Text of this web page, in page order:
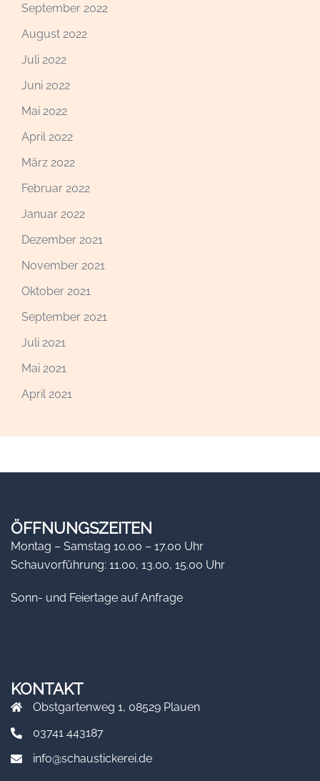
September 2022
August 2022
Juli 2022
Juni 2022
Mai 2022
April 2022
März 2022
Februar 2022
Januar 2022
Dezember 2021
November 2021
Oktober 2021
September 2021
Juli 2021
Mai 2021
April 2021
ÖFFNUNGSZEITEN
Montag – Samstag 10.00 – 17.00 Uhr
Schauvorführung: 11.00, 13.00, 15.00 Uhr
Sonn- und Feiertage auf Anfrage
KONTAKT
Obstgartenweg 1, 08529 Plauen
03741 443187
info@schaustickerei.de